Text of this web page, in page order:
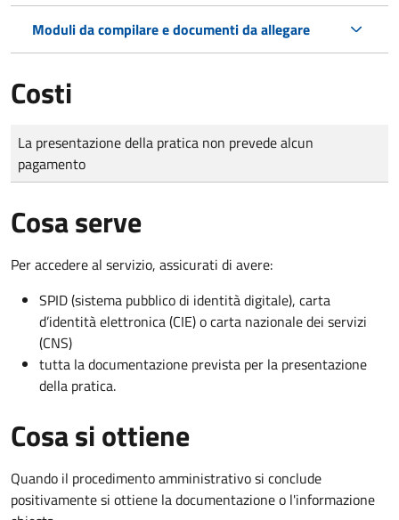
Moduli da compilare e documenti da allegare
Costi
Tipo di pagamento
Importo
La presentazione della pratica non prevede alcun
pagamento
Cosa serve
Per accedere al servizio, assicurati di avere:
SPID (sistema pubblico di identità digitale), carta
d’identità elettronica (CIE) o carta nazionale dei servizi
(CNS)
tutta la documentazione prevista per la presentazione
della pratica.
Cosa si ottiene
Quando il procedimento amministrativo si conclude
positivamente si ottiene la documentazione o l'informazione